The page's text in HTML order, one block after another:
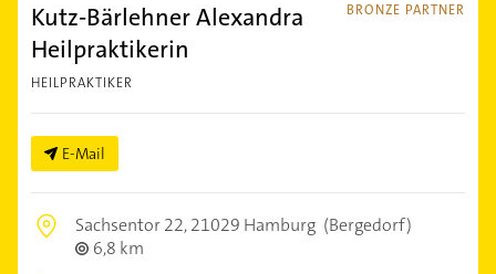
BRONZE PARTNER
Kutz-Bärlehner Alexandra
Heilpraktikerin
HEILPRAKTIKER
E-Mail
Sachsentor 22,21029 Hamburg (Bergedorf)
6,8 km